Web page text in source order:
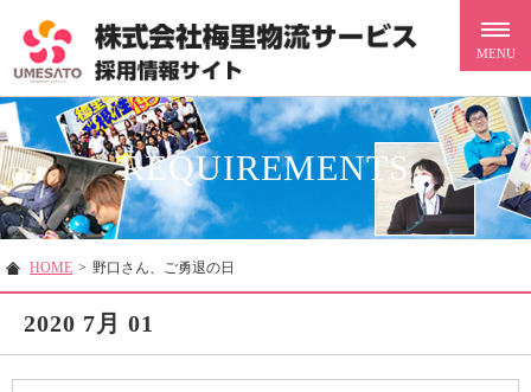
REQUIREMENTS
HOME > 野口さん、ご勇退の日
2020 7月 01